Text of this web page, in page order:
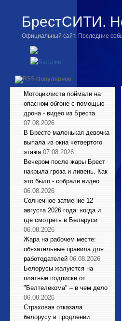
БрестСИТИ.
Официальный сайт. Последние
Популярное
Мотоциклиста поймали на
опасном обгоне с помощью
дрона - видео из Бреста
07.08.2026
В Бресте маленькая девочка
выпала из окна четвертого
этажа 07.08.2026
Вечером после жары Брест
накрыла гроза и ливень. Как
это было - собрали видео
06.08.2026
Солнечное затмение 12
августа 2026 года: когда и
где смотреть в Беларуси
06.08.2026
Жара на рабочем месте:
обязательные правила для
работодателей 06.08.2026
Белорусы жалуются на
платные подписки от
"Белтелекома" – в чем дело
06.08.2026
Страховая отказала
белорусу в продлении